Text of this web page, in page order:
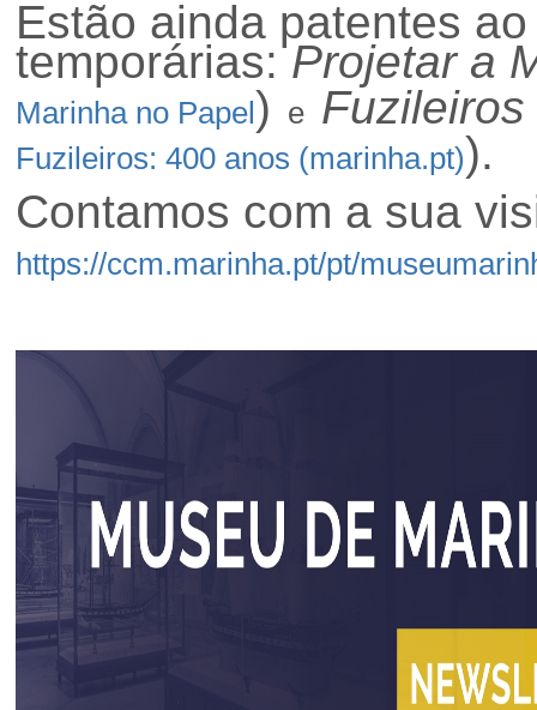
Estão ainda patentes
temporárias:Projetar a
Marinha no Papel) e
Fuzileiros: 400 anos (marinha.pt)).
Contamos com a sua
https://ccm.marinha.pt/pt/